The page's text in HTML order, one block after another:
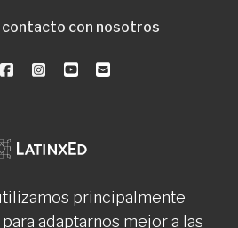
principalmente
adaptarnos mejor a las
contacto con nosotros